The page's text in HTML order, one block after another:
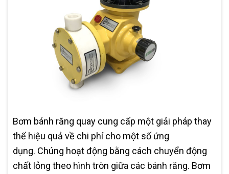
Bơm bánh răng quay cung cấp một giải pháp thay
thế hiệu quả về chi phí cho một số ứng
dụng. Chúng hoạt động bằng cách chuyển động
chất lỏng theo hình tròn giữa các bánh răng. Bơm